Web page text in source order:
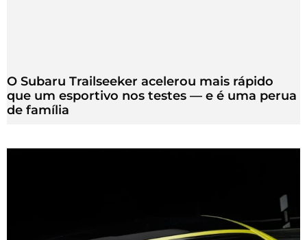
O Subaru Trailseeker acelerou mais rápido
que um esportivo nos testes — e é uma perua
de família